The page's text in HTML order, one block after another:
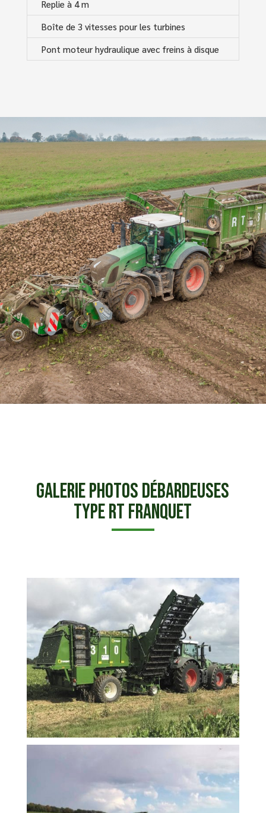
Replie à 4 m
Boîte de 3 vitesses pour les turbines
Pont moteur hydraulique avec freins à disque
Galerie photos Débardeuses
Type RT Franquet